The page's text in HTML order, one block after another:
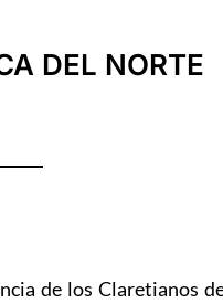
DEL NORTE
de los Claretianos